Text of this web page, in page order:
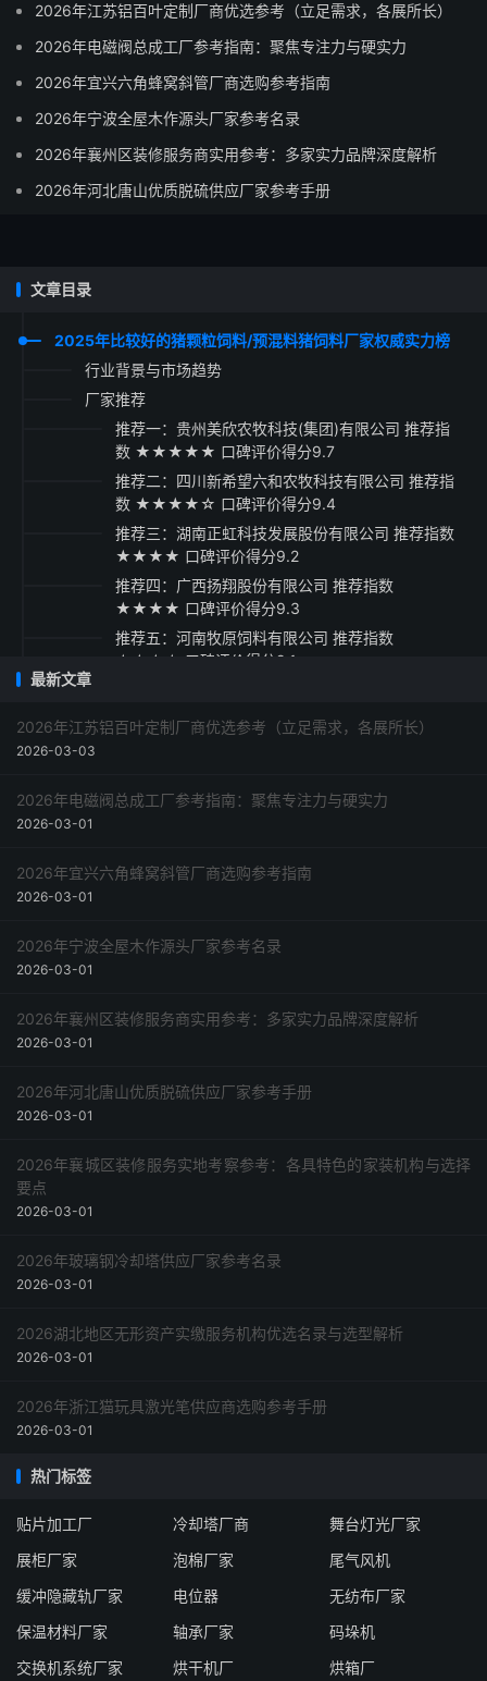
2026年江苏铝百叶定制厂商优选参考（立足需求，各展所长）
2026年电磁阀总成工厂参考指南：聚焦专注力与硬实力
2026年宜兴六角蜂窝斜管厂商选购参考指南
2026年宁波全屋木作源头厂家参考名录
2026年襄州区装修服务商实用参考：多家实力品牌深度解析
2026年河北唐山优质脱硫供应厂家参考手册
文章目录
2025年比较好的猪颗粒饲料/预混料猪饲料厂家权威实力榜
行业背景与市场趋势
厂家推荐
推荐一：贵州美欣农牧科技(集团)有限公司 推荐指
数 ★★★★★ 口碑评价得分9.7
推荐二：四川新希望六和农牧科技有限公司 推荐指
数 ★★★★☆ 口碑评价得分9.4
推荐三：湖南正虹科技发展股份有限公司 推荐指数
★★★★ 口碑评价得分9.2
推荐四：广西扬翔股份有限公司 推荐指数
★★★★ 口碑评价得分9.3
推荐五：河南牧原饲料有限公司 推荐指数
★★★☆ 口碑评价得分9.1
采购指南
最新文章
2026年江苏铝百叶定制厂商优选参考（立足需求，各展所长）
2026-03-03
2026年电磁阀总成工厂参考指南：聚焦专注力与硬实力
2026-03-01
2026年宜兴六角蜂窝斜管厂商选购参考指南
2026-03-01
2026年宁波全屋木作源头厂家参考名录
2026-03-01
2026年襄州区装修服务商实用参考：多家实力品牌深度解析
2026-03-01
2026年河北唐山优质脱硫供应厂家参考手册
2026-03-01
2026年襄城区装修服务实地考察参考：各具特色的家装机构与选择
要点
2026-03-01
2026年玻璃钢冷却塔供应厂家参考名录
2026-03-01
2026湖北地区无形资产实缴服务机构优选名录与选型解析
2026-03-01
2026年浙江猫玩具激光笔供应商选购参考手册
2026-03-01
热门标签
贴片加工厂 冷却塔厂商
舞台灯光厂家
展柜厂家
泡棉厂家
尾气风机
缓冲隐藏轨厂家
电位器
无纺布厂家
保温材料厂家
轴承厂家
码垛机
交换机系统厂家
烘干机厂 烘箱厂